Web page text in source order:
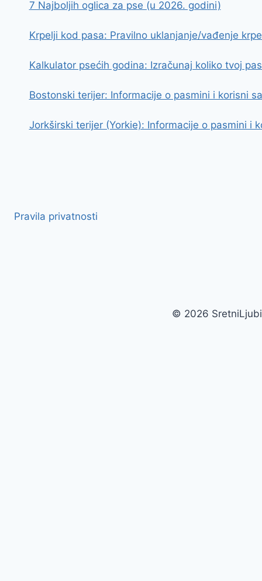
7 Najboljih oglica za pse (u 2026. godini)
Krpelji kod pasa: Pravilno uklanjanje/vađenje
Kalkulator psećih godina: Izračunaj koliko tvoj
Bostonski terijer: Informacije o pasmini i korisni
Jorkširski terijer (Yorkie): Informacije o pasmini i
Pravila privatnosti
© 2026